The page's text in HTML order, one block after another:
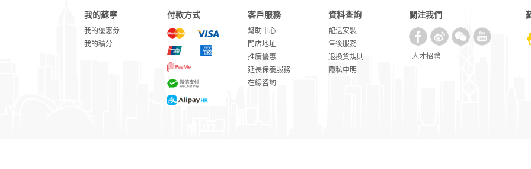
我的蘇寧
我的優惠券
我的積分
付款方式 客戶服務
幫助中心
門店地址
推廣優惠
延長保養服務
在線咨詢
資料查詢
配送安裝
售後服務
退換貨規則
隱私申明
關注我們
人才招聘